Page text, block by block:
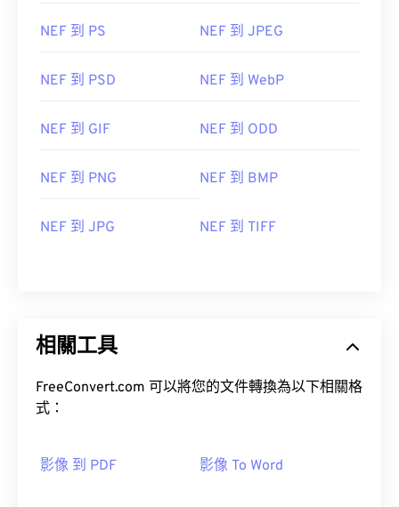
NEF 到 PS NEF 到 JPEG
NEF 到 PSD NEF 到 WebP
NEF 到 GIF NEF 到 ODD
NEF 到 PNG NEF 到 BMP
NEF 到 JPG NEF 到 TIFF
相關工具
FreeConvert.com 可以將您的文件轉換為以下相關格
式：
影像 到 PDF 影像 To Word